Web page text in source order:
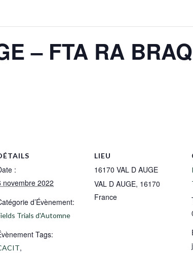
– FTA RA
:
novembre 2022
d’Évènement:
Trials d'Automne
Tags:
,
LIEU
16170 VAL D AUGE
VAL D AUGE, 16170
France